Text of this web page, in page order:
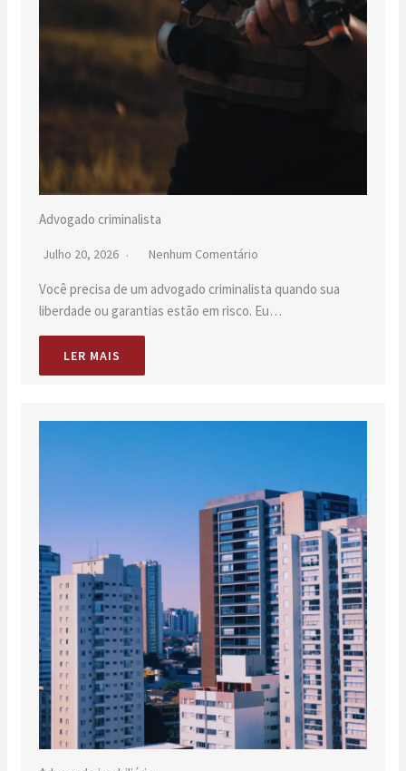
Advogado criminalista
Julho 20, 2026 Nenhum Comentário
Você precisa de um advogado criminalista quando sua
liberdade ou garantias estão em risco. Eu…
LER MAIS